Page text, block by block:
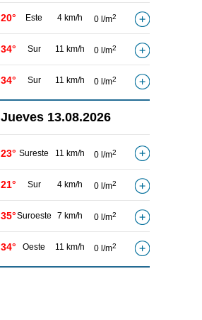
20° Este 4 km/h 0 l/m2
34° Sur 11 km/h 0 l/m2
34° Sur 11 km/h 0 l/m2
Jueves 13.08.2026
23° Sureste 11 km/h 0 l/m2
21° Sur 4 km/h 0 l/m2
35°Suroeste 7 km/h 0 l/m2
34° Oeste 11 km/h 0 l/m2